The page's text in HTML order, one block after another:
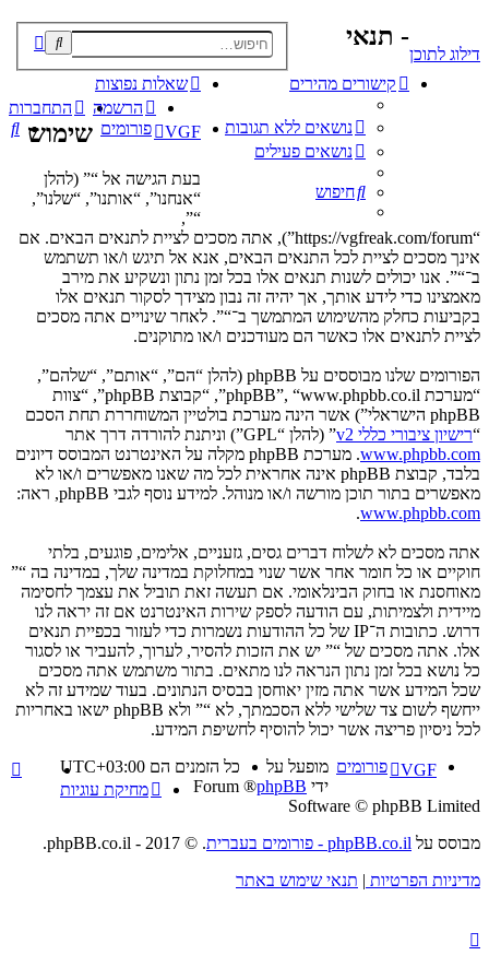
דילוג לתוכן
קישורים מהירים
נושאים ללא תגובות
נושאים פעילים
חיפוש
שאלות נפוצות
התחברות
הרשמה
VGF
פורומים
- תנאי
שימוש
בעת הגישה אל “” (להלן
“אנחנו”, “אותנו”, “שלנו”,
“”,
“https://vgfreak.com/forum”), אתה מסכים לציית לתנאים הבאים. אם
אינך מסכים לציית לכל התנאים הבאים, אנא אל תיגש ו/או תשתמש
ב־“”. אנו יכולים לשנות תנאים אלו בכל זמן נתון ונשקיע את מירב
מאמצינו כדי לידע אותך, אך יהיה זה נבון מצידך לסקור תנאים אלו
בקביעות כחלק מהשימוש המתמשך ב־“”. לאחר שינויים אתה מסכים
לציית לתנאים אלו כאשר הם מעודכנים ו/או מתוקנים.
הפורומים שלנו מבוססים על phpBB (להלן “הם”, “אותם”, “שלהם”,
“מערכת phpBB”, “www.phpbb.co.il”, “קבוצת phpBB”, “צוות
phpBB הישראלי”) אשר הינה מערכת בולטיין המשוחררת תחת הסכם
“רישיון ציבורי כללי v2
” (להלן “GPL”) וניתנת להורדה דרך אתר
www.phpbb.com
. מערכת phpBB מקלה על האינטרנט המבוסס דיונים
בלבד, קבוצת phpBB אינה אחראית לכל מה שאנו מאפשרים ו/או לא
מאפשרים בתור תוכן מורשה ו/או מנוהל. למידע נוסף לגבי phpBB, ראה:
www.phpbb.com
.
אתה מסכים לא לשלוח דברים גסים, גזעניים, אלימים, פוגעים, בלתי
חוקיים או כל חומר אחר אשר שנוי במחלוקת במדינה שלך, במדינה בה “”
מאוחסנת או בחוק הבינלאומי. אם תעשה זאת תוביל את עצמך לחסימה
מיידית ולצמיתות, עם הודעה לספק שירות האינטרנט אם זה יראה לנו
דרוש. כתובות ה־IP של כל ההודעות נשמרות כדי לעזור בכפיית תנאים
אלו. אתה מסכים של “” יש את הזכות להסיר, לערוך, להעביר או לסגור
כל נושא בכל זמן נתון הנראה לנו מתאים. בתור משתמש אתה מסכים
שכל המידע אשר אתה מזין יאוחסן בבסיס הנתונים. בעוד שמידע זה לא
ייחשף לשום צד שלישי ללא הסכמתך, לא “” ולא phpBB ישאו באחריות
לכל ניסיון פריצה אשר יכול להוסיף לחשיפת המידע.
VGF פורומים כל הזמנים הם UTC+03:00
מחיקת עוגיות
מופעל על
ידי phpBB
® Forum
Software © phpBB Limited
מבוסס על phpBB.co.il - פורומים בעברית
. © 2017 - phpBB.co.il.
מדיניות הפרטיות | תנאי שימוש באתר